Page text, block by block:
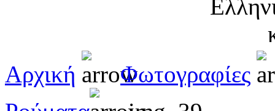
Αρχική
Φωτογραφίες